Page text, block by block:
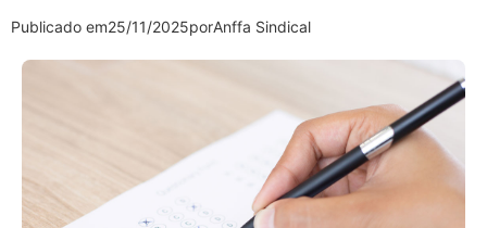
Publicado em25/11/2025porAnffa Sindical